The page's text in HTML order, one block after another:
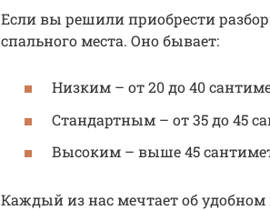
Если вы решили приобрести
спального места. Оно бывает:
Низким – от 20 до 40
Стандартным – от 35 до 45
Высоким – выше 45
Каждый из нас мечтает об